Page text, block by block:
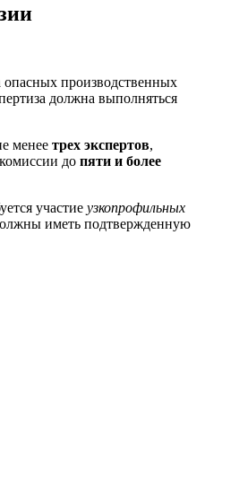
опасных производственных
должна выполняться
менее трех экспертов,
до пяти и более
участие узкопрофильных
иметь подтвержденную